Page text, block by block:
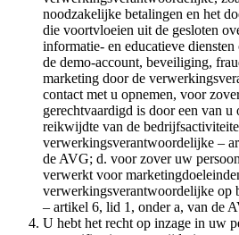
noodzakelijke betalingen en het
die voortvloeien uit de gesloten
informatie- en educatieve
de demo-account, beveiliging,
marketing door de
contact met u opnemen, voor
gerechtvaardigd is door een van u
reikwijdte van de
verwerkingsverantwoordelijke –
de AVG; d. voor zover uw
verwerkt voor
verwerkingsverantwoordelijke op
– artikel 6, lid 1, onder a, van de
U hebt het recht op inzage in uw